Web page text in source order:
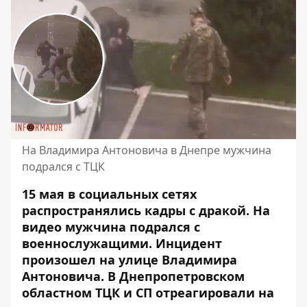
На Владимира Антоновича в Днепре мужчина
подрался с ТЦК
15 мая в социальных сетях
распространялись кадры с дракой. На
видео мужчина подрался с
военнослужащими. Инцидент
произошел на улице Владимира
Антоновича. В Днепропетровском
областном ТЦК и СП отреагировали на